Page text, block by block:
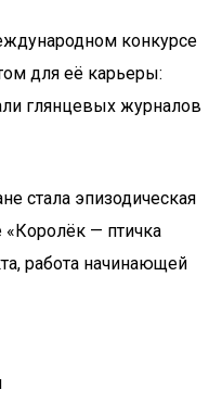
конкурсе
для её карьеры:
глянцевых журналов
стала эпизодическая
«Королёк — птичка
работа начинающей